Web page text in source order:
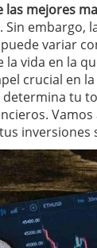
las mejores
. Sin embargo,
variar
la vida en la
crucial en
determina tu
inversiones